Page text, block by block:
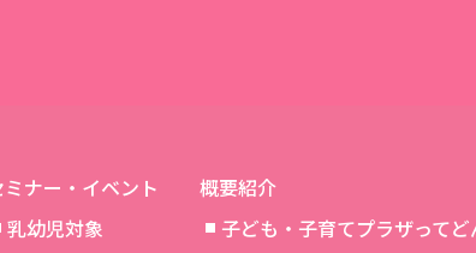
ミナー・イベント
乳幼児対象
概要紹介
子ども・子育てプラザってど